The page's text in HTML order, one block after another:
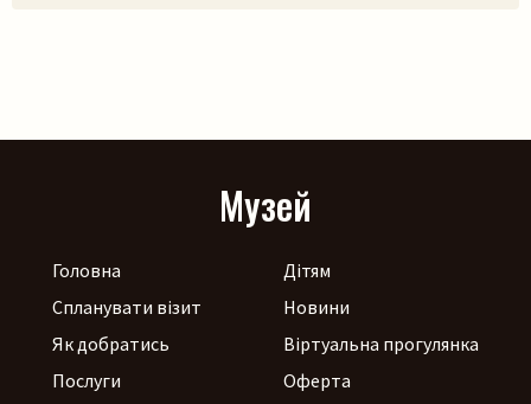
Музей
Головна
Спланувати візит
Як добратись
Послуги
Дітям
Новини
Віртуальна прогулянка
Оферта